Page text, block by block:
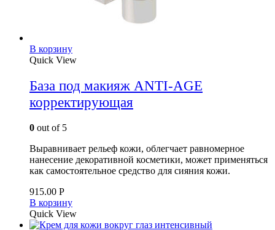
В корзину
Quick View
База под макияж ANTI-AGE
корректирующая
0 out of 5
Выравнивает рельеф кожи, облегчает равномерное
нанесение декоративной косметики, может применяться
как самостоятельное средство для сияния кожи.
915.00 Р
В корзину
Quick View